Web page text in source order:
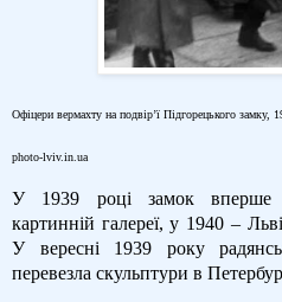
Офіцери вермахту на подвір’ї Підгорецького замку,
photo-lviv.in.ua
У 1939 році замок вперше
картинній галереї, у 1940 –
У вересні 1939 року
перевезла скульптури в